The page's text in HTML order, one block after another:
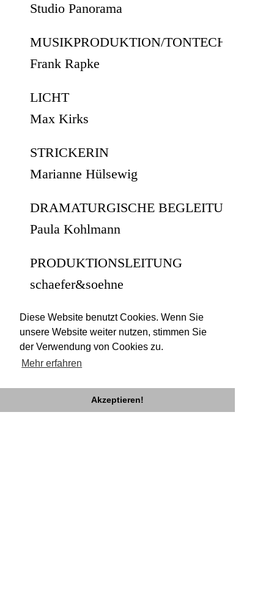
Diese Website benutzt Cookies. Wenn Sie
unsere Website weiter nutzen, stimmen Sie
der Verwendung von Cookies zu.
Mehr erfahren
Akzeptieren!
Studio Panorama
MUSIKPRODUKTION/TONTECHNIK
Frank Rapke
LICHT
Max Kirks
STRICKERIN
Marianne Hülsewig
DRAMATURGISCHE BEGLEITUNG
Paula Kohlmann
PRODUKTIONSLEITUNG
schaefer&soehne
PRODUKTIONSASSISTENZ
Pudel Unlimited